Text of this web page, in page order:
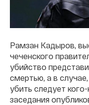
Рамзан Кадыров,
чеченского
убийство
смертью, а в
убить следует
заседания